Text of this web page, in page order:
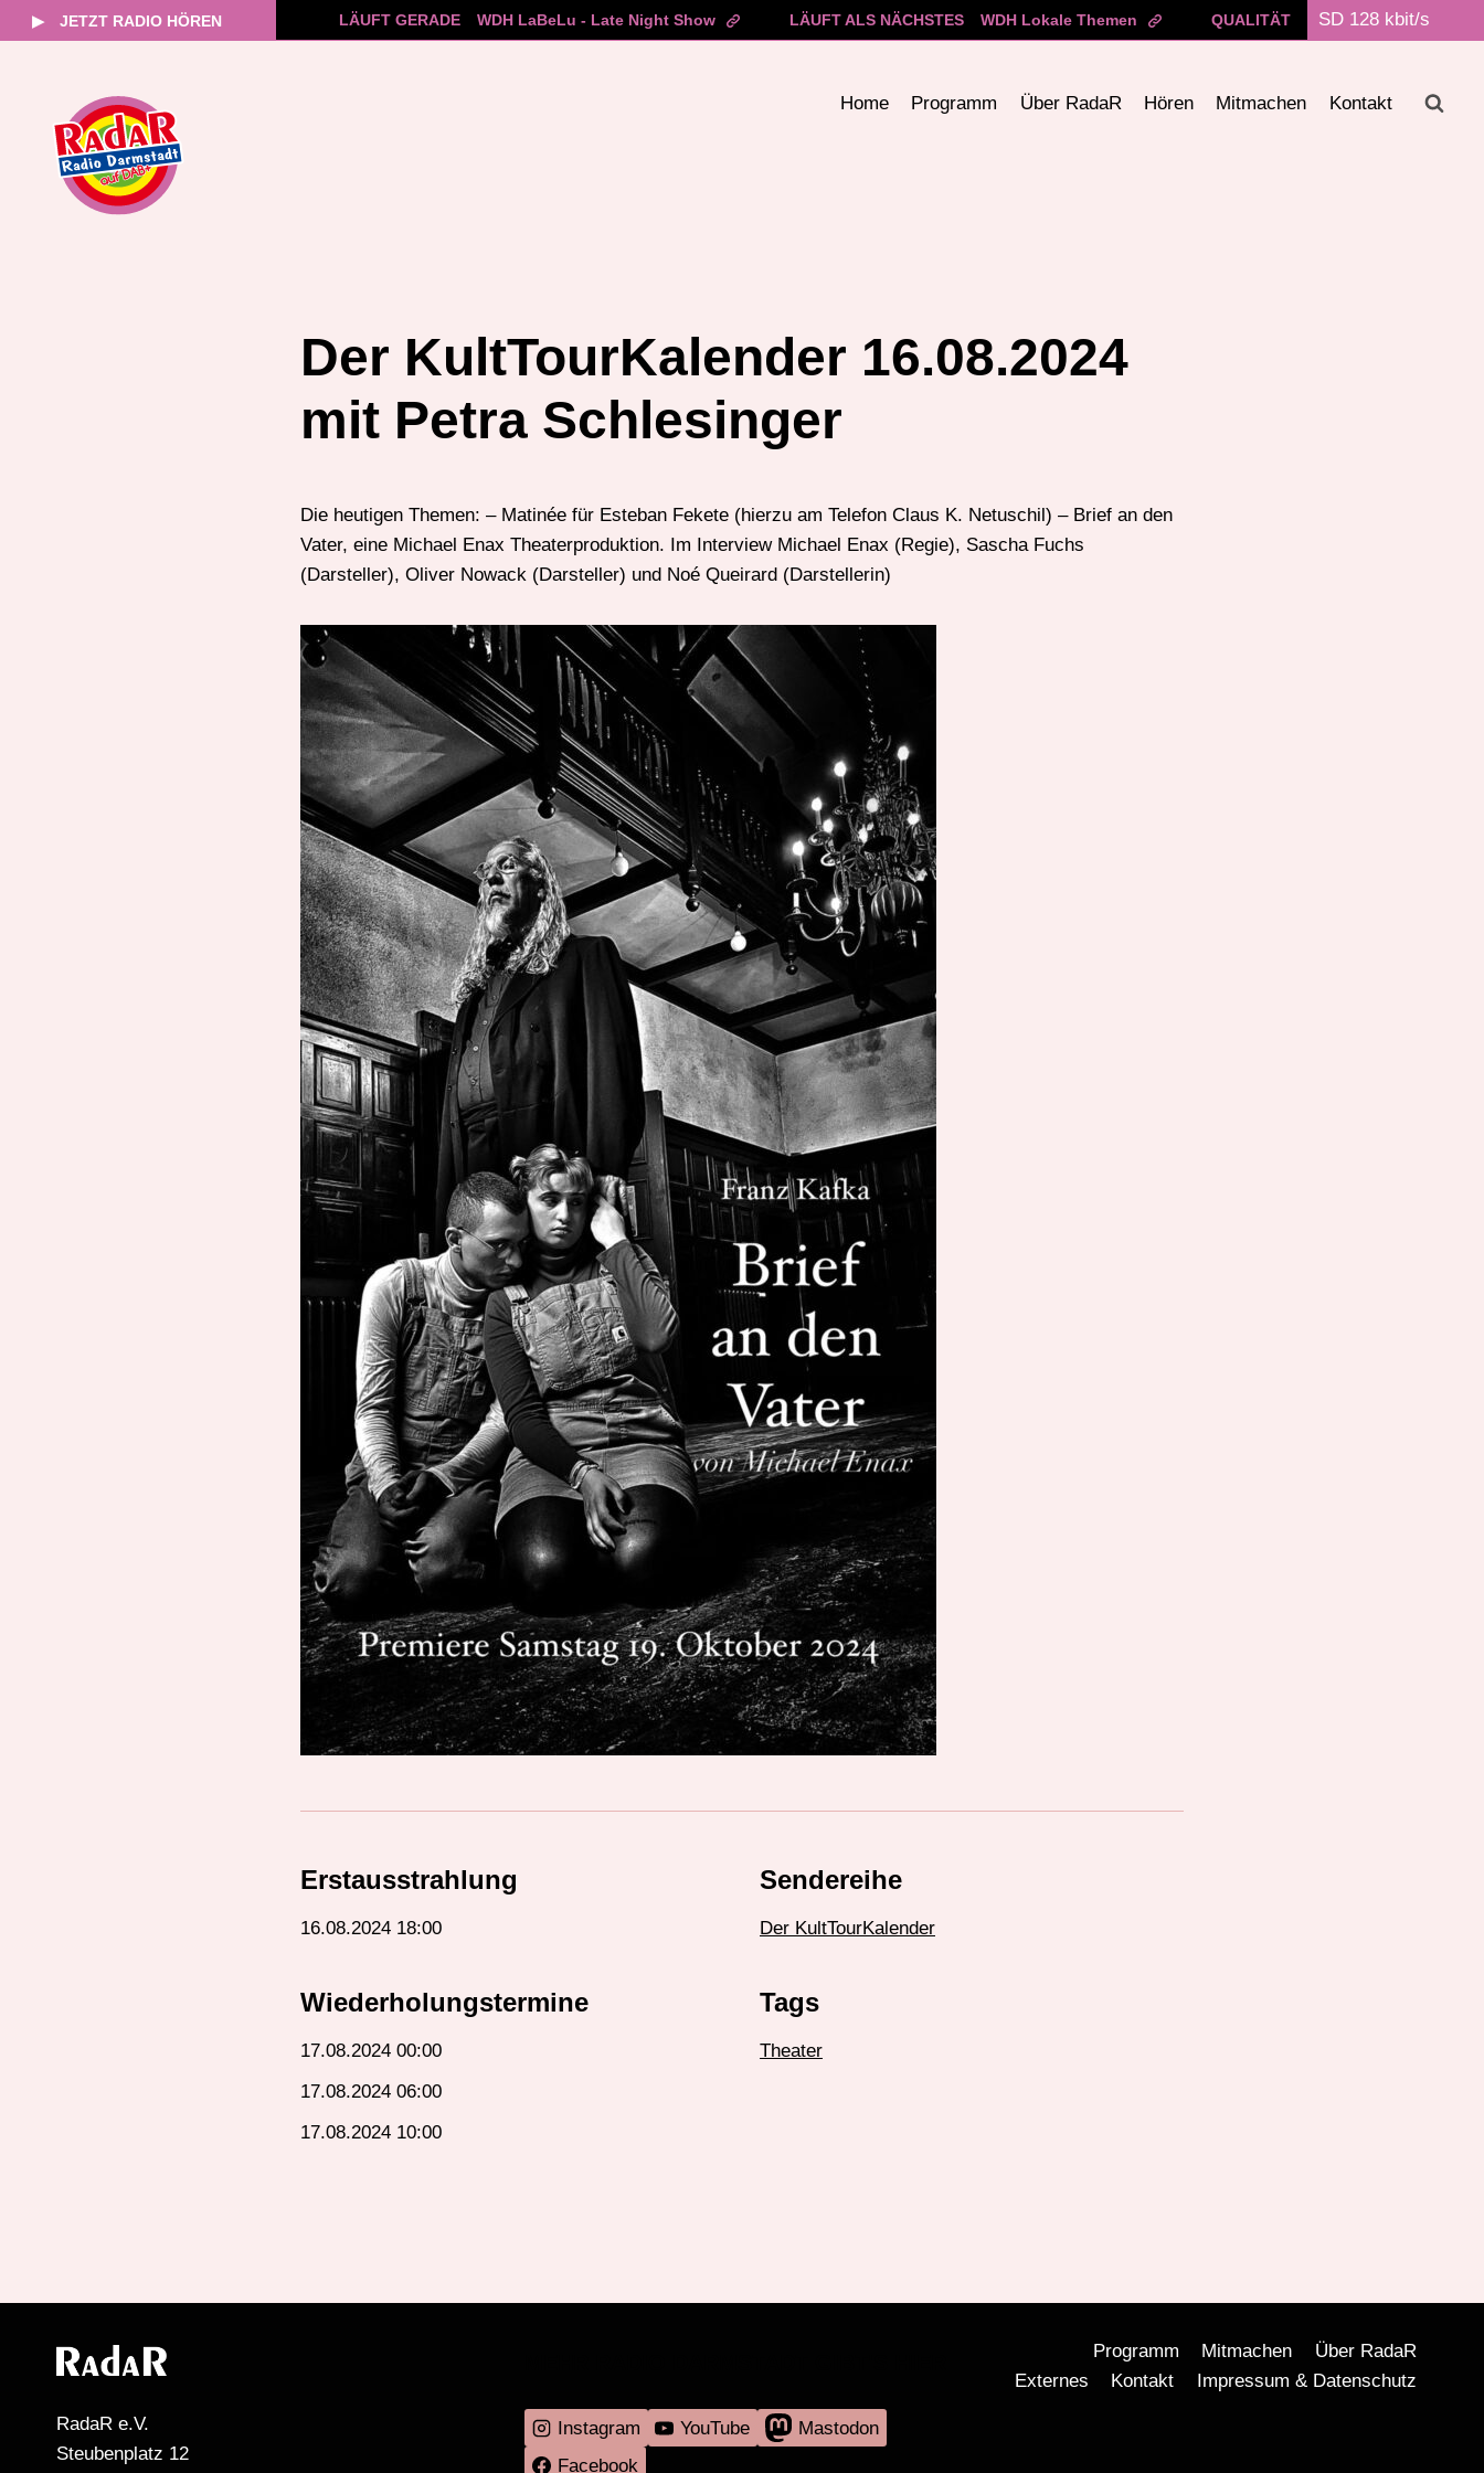
▶ JETZT RADIO HÖREN LÄUFT GERADE WDH LaBeLu - Late Night Show LÄUFT ALS NÄCHSTES WDH Lokale Themen QUALITÄT
Home Programm Über RadaR Hören Mitmachen Kontakt
Der KultTourKalender 16.08.2024
mit Petra Schlesinger
Die heutigen Themen: – Matinée für Esteban Fekete (hierzu am Telefon Claus K. Netuschil) – Brief an den
Vater, eine Michael Enax Theaterproduktion. Im Interview Michael Enax (Regie), Sascha Fuchs
(Darsteller), Oliver Nowack (Darsteller) und Noé Queirard (Darstellerin)
Erstausstrahlung
16.08.2024 18:00
Wiederholungstermine
17.08.2024 00:00
17.08.2024 06:00
17.08.2024 10:00
Sendereihe
Der KultTourKalender
Tags
Theater
RadaR e.V.
Steubenplatz 12
Instagram YouTube
Mastodon
Facebook
Programm Mitmachen
Über RadaR
Externes
Kontakt Impressum & Datenschutz